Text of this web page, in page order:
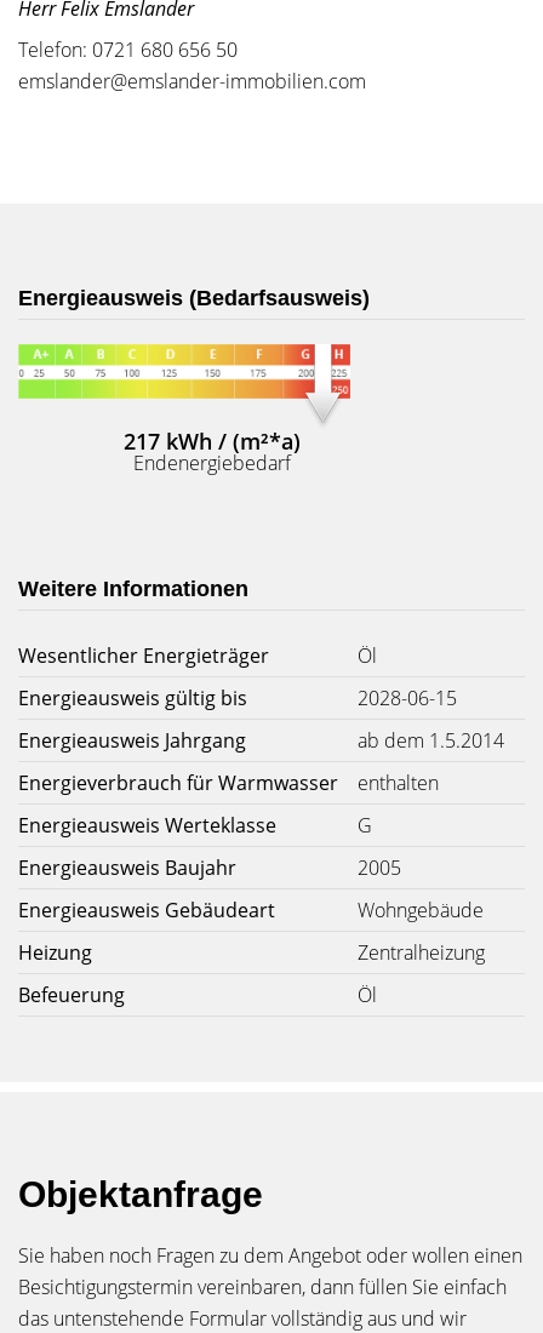
Herr Felix Emslander
Telefon: 0721 680 656 50
emslander@emslander-immobilien.com
Energieausweis (Bedarfsausweis)
217 kWh / (m²*a)
Endenergiebedarf
Weitere Informationen
Wesentlicher Energieträger
Öl
Energieausweis gültig bis
2028-06-15
Energieausweis Jahrgang
ab dem 1.5.2014
Energieverbrauch für Warmwasser
enthalten
Energieausweis Werteklasse
G
Energieausweis Baujahr
2005
Energieausweis Gebäudeart
Wohngebäude
Heizung
Zentralheizung
Befeuerung
Öl
Objektanfrage
Sie haben noch Fragen zu dem Angebot oder wollen einen
Besichtigungstermin vereinbaren, dann füllen Sie einfach
das untenstehende Formular vollständig aus und wir